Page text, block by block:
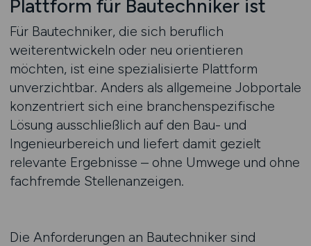
Plattform für Bautechniker ist
Für Bautechniker, die sich beruflich
weiterentwickeln oder neu orientieren
möchten, ist eine spezialisierte Plattform
unverzichtbar. Anders als allgemeine Jobportale
konzentriert sich eine branchenspezifische
Lösung ausschließlich auf den Bau- und
Ingenieurbereich und liefert damit gezielt
relevante Ergebnisse – ohne Umwege und ohne
fachfremde Stellenanzeigen.
Die Anforderungen an Bautechniker sind